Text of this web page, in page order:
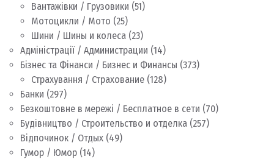
Вантажівки / Грузовики (51)
Мотоцикли / Мото (25)
Шини / Шины и колеса (23)
Адміністрації / Администрации (14)
Бізнес та Фінанси / Бизнес и Финансы (373)
Страхування / Страхование (128)
Банки (297)
Безкоштовне в мережі / Бесплатное в сети (70)
Будівництво / Строительство и отделка (257)
Відпочинок / Отдых (49)
Гумор / Юмор (14)